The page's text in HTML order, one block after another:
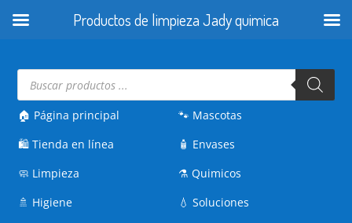
Búsqueda
productos
🏠 Página principal
🛍️Tienda en línea
🧼 Limpieza
🚿 Higiene
🐾 Mascotas
🧴 Envases
⚗️Quimicos
💧Soluciones
Productos de limpieza Jady quimica